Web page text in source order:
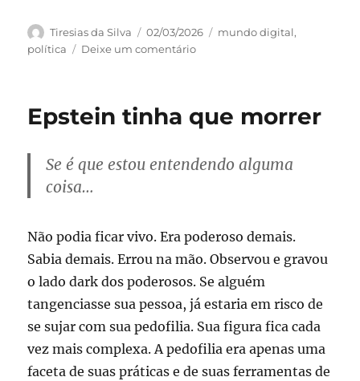
Autor
Tiresias da Silva
Publicado
em
02/03/2026 Categorias
mundo digital,
política
Deixe um comentárioem
realidade
Epstein tinha que morrer
Se é que estou entendendo alguma
coisa…
Não podia ficar vivo. Era poderoso demais.
Sabia demais. Errou na mão. Observou e gravou
o lado dark dos poderosos. Se alguém
tangenciasse sua pessoa, já estaria em risco de
se sujar com sua pedofilia. Sua figura fica cada
vez mais complexa. A pedofilia era apenas uma
faceta de suas práticas e de suas ferramentas de